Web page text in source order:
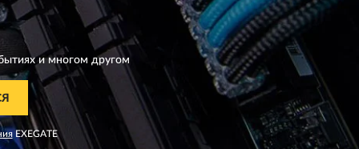
и многом другом
EXEGATE